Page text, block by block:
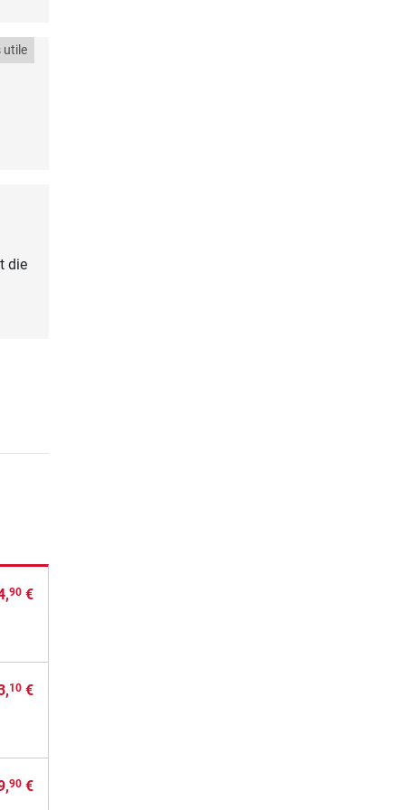
utile
die
90 €
10 €
90 €